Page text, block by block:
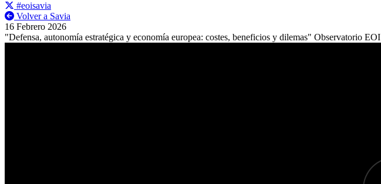
#eoisavia
Volver a Savia
16 Febrero 2026
"Defensa, autonomía estratégica y economía europea: costes, beneficios y dilemas" Observatorio EOI